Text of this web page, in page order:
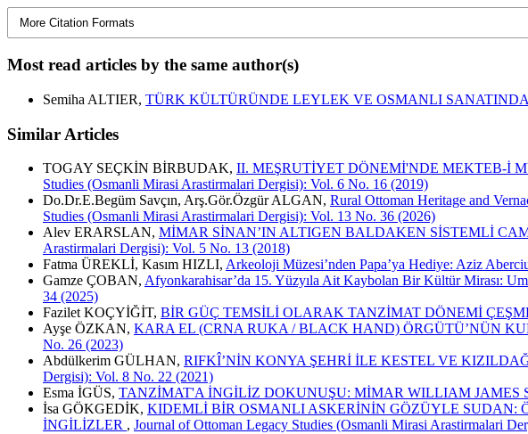
More Citation Formats
Most read articles by the same author(s)
Semiha ALTIER, TÜRK KÜLTÜRÜNDE LEYLEK VE OSMANLI
Similar Articles
TOGAY SEÇKİN BİRBUDAK, II. MEŞRUTİYET DÖNEMİ'NDE MEKTEB-İ
Studies (Osmanli Mirasi Arastirmalari Dergisi): Vol. 6 No. 16 (2019)
Do.Dr.E.Begüm Savçın, Arş.Gör.Özgür ALGAN, Rural Ottoman Heritage and
Studies (Osmanli Mirasi Arastirmalari Dergisi): Vol. 13 No. 36 (2026)
Alev ERARSLAN, MİMAR SİNAN’IN ALTIGEN BALDAKEN SİSTEMLİ
Arastirmalari Dergisi): Vol. 5 No. 13 (2018)
Fatma ÜREKLİ, Kasım HIZLI, Arkeoloji Müzesi’nden Papa’ya Hediye: Aziz
Gamze ÇOBAN, Afyonkarahisar’da 15. Yüzyıla Ait Kaybolan Bir Kültür Mirası:
34 (2025)
Fazilet KOÇYİĞİT, BİR GÜÇ TEMSİLİ OLARAK TANZİMAT DÖNEMİ
Ayşe ÖZKAN, KARA EL (CRNA RUKA / BLACK HAND) ÖRGÜTÜ’NÜN
No. 26 (2023)
Abdülkerim GÜLHAN, RIFKÎ’NİN KONYA ŞEHRİ İLE KESTEL VE
Dergisi): Vol. 8 No. 22 (2021)
Esma İGÜS, TANZİMAT'A İNGİLİZ DOKUNUŞU: MİMAR WILLIAM JAMES
İsa GÖKGEDİK, KIDEMLİ BİR OSMANLI ASKERİNİN GÖZÜYLE SUDAN:
İNGİLİZLER , Journal of Ottoman Legacy Studies (Osmanli Mirasi Arastirmalari